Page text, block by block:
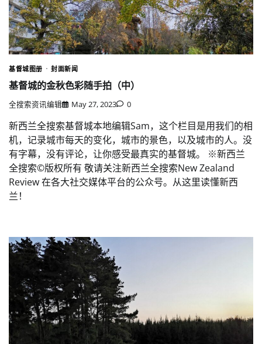
基督城图册 封面新闻
基督城的金秋色彩随手拍（中）
全搜索资讯编辑 May 27, 2023 0
新西兰全搜索基督城本地编辑Sam，这个栏目是用我们的相
机，记录城市每天的变化，城市的景色，以及城市的人。没
有字幕，没有评论，让你感受最真实的基督城。 ※新西兰
全搜索©️版权所有 敬请关注新西兰全搜索New Zealand
Review 在各大社交媒体平台的公众号。从这里读懂新西
兰！️